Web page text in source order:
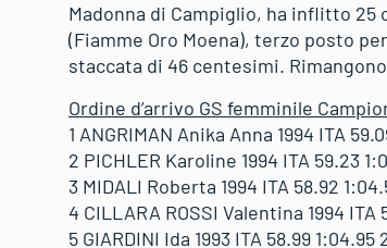
Madonna di Campiglio, ha inflitto 25
(Fiamme Oro Moena), terzo posto
staccata di 46 centesimi.
Ordine d’arrivo GS femminile
1 ANGRIMAN Anika Anna 1994 ITA
2 PICHLER Karoline 1994 ITA 59.23
3 MIDALI Roberta 1994 ITA 58.92
4 CILLARA ROSSI Valentina 1994
5 GIARDINI Ida 1993 ITA 58.99 1:04.95